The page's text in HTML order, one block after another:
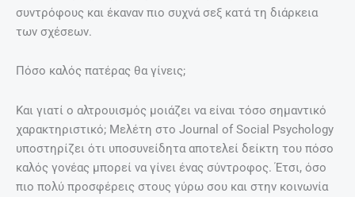
συντρόφους και έκαναν πιο συχνά σεξ κατά τη διάρκεια
των σχέσεων.
Πόσο καλός πατέρας θα γίνεις;
Και γιατί ο αλτρουισμός μοιάζει να είναι τόσο σημαντικό
χαρακτηριστικό; Μελέτη στο Journal of Social Psychology
υποστηρίζει ότι υποσυνείδητα αποτελεί δείκτη του πόσο
καλός γονέας μπορεί να γίνει ένας σύντροφος. Έτσι, όσο
πιο πολύ προσφέρεις στους γύρω σου και στην κοινωνία